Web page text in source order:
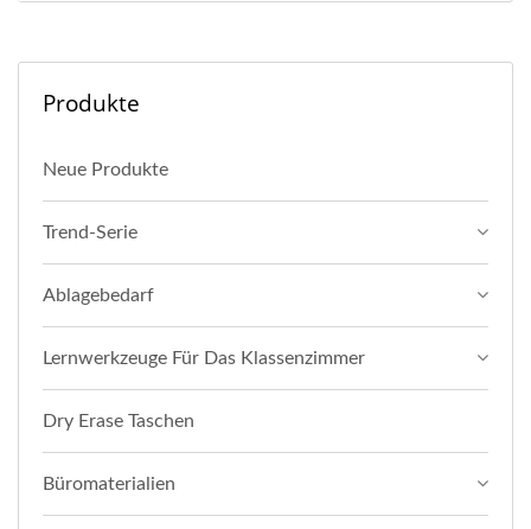
Produkte
Neue Produkte
Trend-Serie
Ablagebedarf
Lernwerkzeuge Für Das Klassenzimmer
Dry Erase Taschen
Büromaterialien